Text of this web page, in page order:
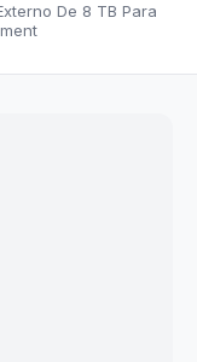
De 8 TB Para